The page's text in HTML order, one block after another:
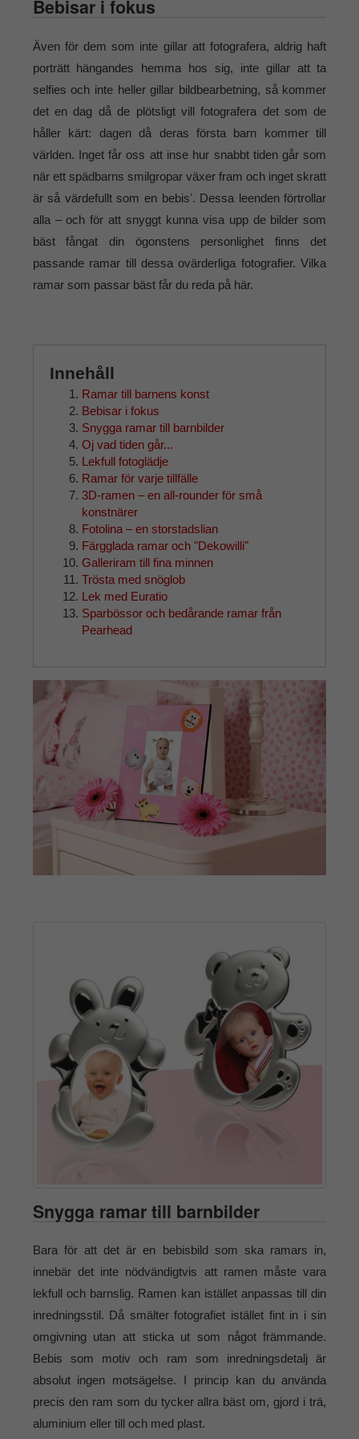
Bebisar i fokus
Även för dem som inte gillar att fotografera, aldrig haft
porträtt hängandes hemma hos sig, inte gillar att ta
selfies och inte heller gillar bildbearbetning, så kommer
det en dag då de plötsligt vill fotografera det som de
håller kärt: dagen då deras första barn kommer till
världen. Inget får oss att inse hur snabbt tiden går som
när ett spädbarns smilgropar växer fram och inget skratt
är så värdefullt som en bebisʼ. Dessa leenden förtrollar
alla – och för att snyggt kunna visa upp de bilder som
bäst fångat din ögonstens personlighet finns det
passande ramar till dessa ovärderliga fotografier. Vilka
ramar som passar bäst får du reda på här.
Innehåll
Ramar till barnens konst
Bebisar i fokus
Snygga ramar till barnbilder
Oj vad tiden går...
Lekfull fotoglädje
Ramar för varje tillfälle
3D-ramen – en all-rounder för små
konstnärer
Fotolina – en storstadslian
Färgglada ramar och "Dekowilli"
Galleriram till fina minnen
Trösta med snöglob
Lek med Euratio
Sparbössor och bedårande ramar från
Pearhead
Snygga ramar till barnbilder
Bara för att det är en bebisbild som ska ramars in,
innebär det inte nödvändigtvis att ramen måste vara
lekfull och barnslig. Ramen kan istället anpassas till din
inredningsstil. Då smälter fotografiet istället fint in i sin
omgivning utan att sticka ut som något främmande.
Bebis som motiv och ram som inredningsdetalj är
absolut ingen motsägelse. I princip kan du använda
precis den ram som du tycker allra bäst om, gjord i trä,
aluminium eller till och med plast.